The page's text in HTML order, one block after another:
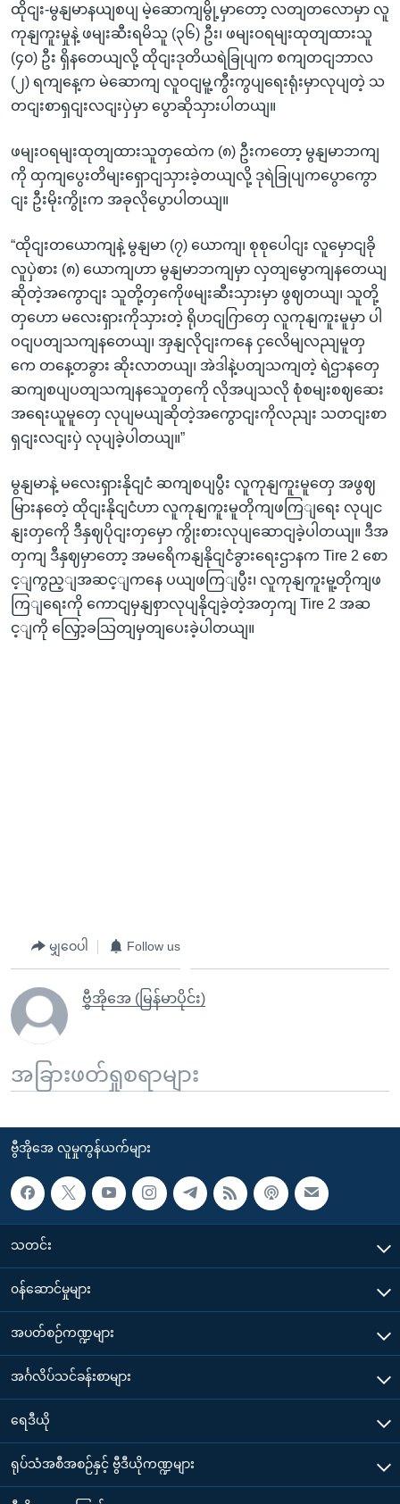
ထိုငျး-မွနျမာနယျစပျ မဲ့ဆောကျမွို့မှာတော့ လတျတလောမှာ လူ
ကုနျကူးမှုနဲ့ ဖမျးဆီးရမိသူ (၃၆) ဦး၊ ဖမျးဝရမျးထုတျထားသူ
(၄၀) ဦး ရှိနတေယျလို့ ထိုငျးဒုတိယရဲခြုပျက စကျတငျဘာလ
(၂) ရကျနေ့က မဲဆောကျ လူဝငျမူ့ကွီးကွပျရေးရုံးမှာလုပျတဲ့ သ
တငျးစာရှငျးလငျးပှဲမှာ ပွောဆိုသှားပါတယျ။
ဖမျးဝရမျးထုတျထားသူတှထေဲက (၈) ဦးကတော့ မွနျမာဘကျ
ကို ထှကျပွေးတိမျးရှောငျသှားခဲ့တယျလို့ ဒုရဲခြုပျကပွောကွော
ငျး ဦးမိုးကွိုးက အခုလိုပွောပါတယျ။
“ထိုငျးတယောကျနဲ့ မွနျမာ (၇) ယောကျ၊ စုစုပေါငျး လူမှောငျခို
လူပှဲစား (၈) ယောကျဟာ မွနျမာဘကျမှာ လှတျမွောကျနတေယျ
ဆိုတဲ့အကွောငျး သူတို့တှကေိုဖမျးဆီးသှားမှာ ဖွဈတယျ၊ သူတို့
တှဟော မလေးရှားကိုသှားတဲ့ ရိုဟငျဂြာတှေ လူကုနျကူးမူမှာ ပါ
ဝငျပတျသကျနတေယျ၊ အှနျလိုငျးကနေ ငှလေိမျလညျမူတှ
ကေ တနေ့တခွား ဆိုးလာတယျ၊ အဲဒါနဲ့ပတျသကျတဲ့ ရဲဌာနတှေ
ဆကျစပျပတျသကျနသေူတှကေို လိုအပျသလို စုံစမျးစဈဆေး
အရေးယူမူတှေ လုပျမယျဆိုတဲ့အကွောငျးကိုလညျး သတငျးစာ
ရှငျးလငျးပှဲ လုပျခဲ့ပါတယျ။”
မွနျမာနဲ့ မလေးရှားနိုငျငံ ဆကျစပျပွီး လူကုနျကူးမူတှေ အဖွဈ
မြားနတေဲ့ ထိုငျးနိုငျငံဟာ လူကုနျကူးမူတိုကျဖကြျရေး လုပျင
နျးတှကေို ဒီနှဈပိုငျးတှမှော ကွိုးစားလုပျဆောငျခဲ့ပါတယျ။ ဒီအ
တှကျ ဒီနှဈမှာတော့ အမရေိကနျနိုငျငံခွားရေးဌာနက Tire 2 စော
င့ျကွည့ျအဆင့ျကနေ ပယျဖကြျပွီး၊ လူကုနျကူးမူ့တိုကျဖ
ကြျရေးကို ကောငျမှနျစှာလုပျနိုငျခဲ့တဲ့အတှကျ Tire 2 အဆ
င့ျကို လြှော့ခသြတျမှတျပေးခဲ့ပါတယျ။
မျှဝေပါ Follow us
ဗွီအိုအေ (မြန်မာပိုင်း)
အခြားဖတ်ရှုစရာများ
ဗွီအိုအေ လူမှုကွန်ယက်များ
သတင်း
၀န်ဆောင်မှုများ
အပတ်စဉ်ကဏ္ဍများ
အင်္ဂလိပ်သင်ခန်းစာများ
ရေဒီယို
ရုပ်သံအစီအစဉ်နှင့် ဗွီဒီယိုကဏ္ဍများ